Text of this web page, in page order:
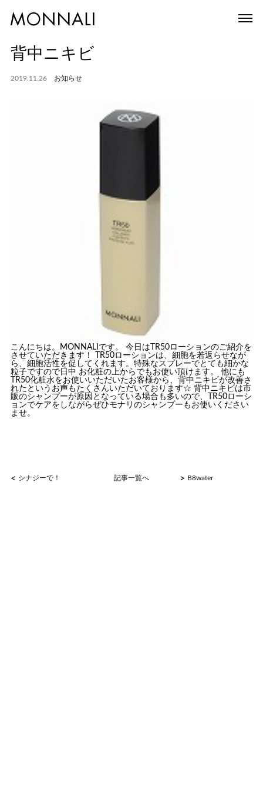
背中ニキビ
2019.11.26 お知らせ
こんにちは。MONNALIです。 今日はTR50ローションのご紹介を
させていただきます！ TR50ローションは、細胞を若返らせなが
ら、細胞活性を促してくれます。特殊なスプレーでとても細かな
粒子ですので日中 お化粧の上からでもお使い頂けます。 他にも
TR50化粧水をお使いいただいたお客様から、背中ニキビが改善さ
れたというお声もたくさんいただいております☆ 背中ニキビは市
販のシャンプーが原因となっている場合も多いので、TR50ローシ
ョンでケアをしながらぜひモナリのシャンプーもお使いください
ませ。
< シナジーで！ 記事一覧へ > B8water